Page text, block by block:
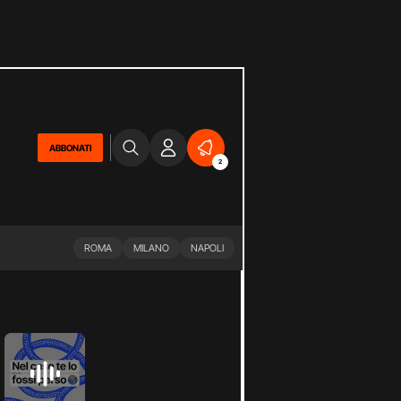
ABBONATI
2
ROMA MILANO NAPOLI